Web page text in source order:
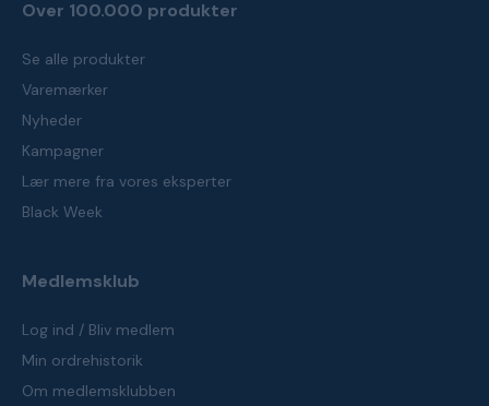
Over 100.000 produkter
Se alle produkter
Varemærker
Nyheder
Kampagner
Lær mere fra vores eksperter
Black Week
Medlemsklub
Log ind / Bliv medlem
Min ordrehistorik
Om medlemsklubben